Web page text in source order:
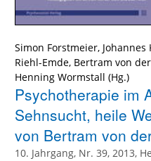
Simon Forstmeier, Johannes
Riehl-Emde, Bertram von
Henning Wormstall
Psychotherapie im
Sehnsucht, heile
von Bertram von
10. Jahrgang, Nr. 39, 2013,